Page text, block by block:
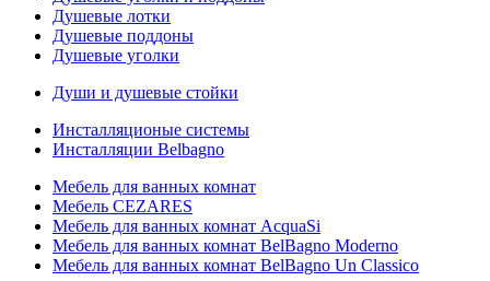
Душевые лотки
Душевые поддоны
Душевые уголки
Души и душевые стойки
Инсталляционые системы
Инсталляции Belbagno
Мебель для ванных комнат
Мебель CEZARES
Мебель для ванных комнат AcquaSi
Мебель для ванных комнат BelBagno Moderno
Мебель для ванных комнат BelBagno Un Classico